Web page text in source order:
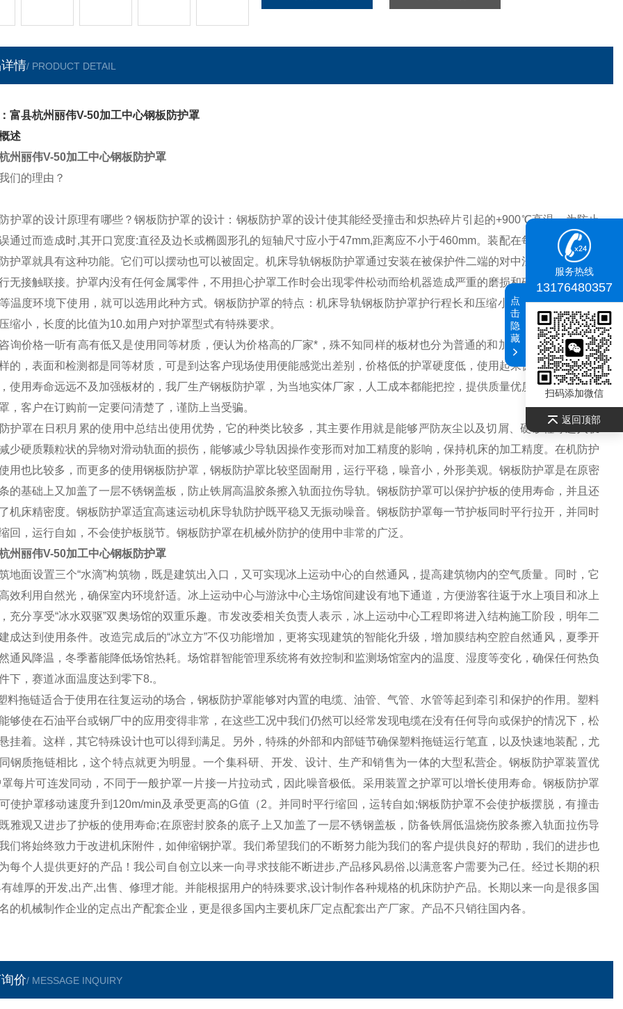
情/ PRODUCT DETAIL
富县杭州丽伟V-50加工中心钢板防护罩
述
州丽伟V-50加工中心钢板防护罩
们的理由？
护罩的设计原理有哪些？钢板防护罩的设计：钢板防护罩的设计使其能经受撞击和炽热碎片引起的+900℃高温。为防止
误通过而造成时,其开口宽度:直径及边长或椭圆形孔的短轴尺寸应小于47mm,距离应不小于460mm。装配在每个折面上的不
护罩就具有这种功能。它们可以摆动也可以被固定。机床导轨钢板防护罩通过安装在被保护件二端的对中法兰，与被保护
无接触联接。护罩内没有任何金属零件，不用担心护罩工作时会出现零件松动而给机器造成严重的磨损和破坏。若护罩是
温度环境下使用，就可以选用此种方式。钢板防护罩的特点：机床导轨钢板防护罩护行程长和压缩小的优点；护罩行程
缩小，长度的比值为10.如用户对护罩型式有特殊要求。
询价格一听有高有低又是使用同等材质，便认为价格高的厂家*，殊不知同样的板材也分为普通的和加强的，使用强度是
的，表面和检测都是同等材质，可是到达客户现场使用便能感觉出差别，价格低的护罩硬度低，使用起来偏软，并且异响
使用寿命远远不及加强板材的，我厂生产钢板防护罩，为当地实体厂家，人工成本都能把控，提供质量优质，价格合理的
，客户在订购前一定要问清楚了，谨防上当受骗。
护罩在日积月累的使用中总结出使用优势，它的种类比较多，其主要作用就是能够严防灰尘以及切屑、硬砂粒等进入轨
少硬质颗粒状的异物对滑动轨面的损伤，能够减少导轨因操作变形而对加工精度的影响，保持机床的加工精度。在机防护
用也比较多，而更多的使用钢板防护罩，钢板防护罩比较坚固耐用，运行平稳，噪音小，外形美观。钢板防护罩是在原密
的基础上又加盖了一层不锈钢盖板，防止铁屑高温胶条擦入轨面拉伤导轨。钢板防护罩可以保护护板的使用寿命，并且还
机床精密度。钢板防护罩适宜高速运动机床导轨防护既平稳又无振动噪音。钢板防护罩每一节护板同时平行拉开，并同时
回，运行自如，不会使护板脱节。钢板防护罩在机械外防护的使用中非常的广泛。
州丽伟V-50加工中心钢板防护罩
地面设置三个“水滴”构筑物，既是建筑出入口，又可实现冰上运动中心的自然通风，提高建筑物内的空气质量。同时，它
效利用自然光，确保室内环境舒适。冰上运动中心与游泳中心主场馆间建设有地下通道，方便游客往返于水上项目和冰上
充分享受“冰水双驱”双奥场馆的双重乐趣。市发改委相关负责人表示，冰上运动中心工程即将进入结构施工阶段，明年二
成达到使用条件。改造完成后的“冰立方”不仅功能增加，更将实现建筑的智能化升级，增加膜结构空腔自然通风，夏季开
通风降温，冬季蓄能降低场馆热耗。场馆群智能管理系统将有效控制和监测场馆室内的温度、湿度等变化，确保任何热负
下，赛道冰面温度达到零下8.。
料拖链适合于使用在往复运动的场合，钢板防护罩能够对内置的电缆、油管、气管、水管等起到牵引和保护的作用。塑料
够使在石油平台或钢厂中的应用变得非常，在这些工况中我们仍然可以经常发现电缆在没有任何导向或保护的情况下，松
挂着。这样，其它特殊设计也可以得到满足。另外，特殊的外部和内部链节确保塑料拖链运行笔直，以及快速地装配，尤
钢质拖链相比，这个特点就更为明显。一个集科研、开发、设计、生产和销售为一体的大型私营企。钢板防护罩装置优
罩每片可连发同动，不同于一般护罩一片接一片拉动式，因此噪音极低。采用装置之护罩可以增长使用寿命。钢板防护罩
使护罩移动速度升到120m/min及承受更高的G值（2。并同时平行缩回，运转自如;钢板防护罩不会使护板摆脱，有撞击
雅观又进步了护板的使用寿命;在原密封胶条的底子上又加盖了一层不锈钢盖板，防备铁屑低温烧伤胶条擦入轨面拉伤导
们将始终致力于改进机床附件，如伸缩钢护罩。我们希望我们的不断努力能为我们的客户提供良好的帮助，我们的进步也
每个人提供更好的产品！我公司自创立以来一向寻求技能不断进步,产品移风易俗,以满意客户需要为己任。经过长期的积
有雄厚的开发,出产,出售、修理才能。并能根据用户的特殊要求,设计制作各种规格的机床防护产品。长期以来一向是很多国
的机械制作企业的定点出产配套企业，更是很多国内主要机床厂定点配套出产厂家。产品不只销往国内各。
价/ MESSAGE INQUIRY
服务热线
13176480357
扫码添加微信
返回顶部
点
击
隐
藏